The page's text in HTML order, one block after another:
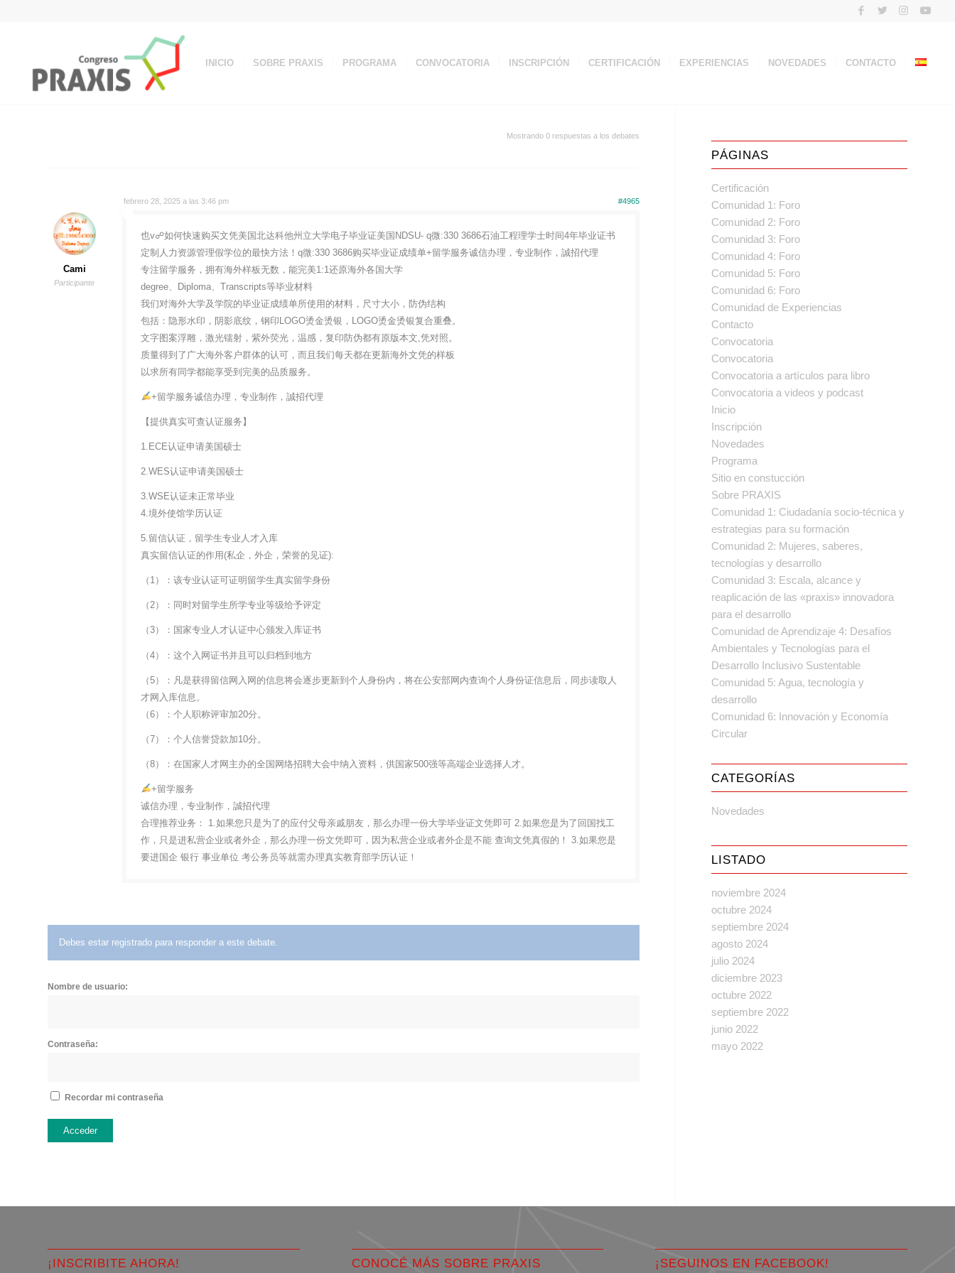
INICIO SOBRE PRAXIS PROGRAMA CONVOCATORIA INSCRIPCIÓN CERTIFICACIÓN EXPERIENCIAS NOVEDADES CONTACTO
Mostrando 0 respuestas a los debates
febrero 28, 2025 a las 3:46 pm #4965
Cami
Participante
也v☍如何快速购买文凭美国北达科他州立大学电子毕业证美国NDSU- q微:330 3686石油工程理学士时间4年毕业证书
定制人力资源管理假学位的最快方法！q微:330 3686购买毕业证成绩单+留学服务诚信办理，专业制作，誠招代理
专注留学服务，拥有海外样板无数，能完美1:1还原海外各国大学
degree、Diploma、Transcripts等毕业材料
我们对海外大学及学院的毕业证成绩单所使用的材料，尺寸大小，防伪结构
包括：隐形水印，阴影底纹，钢印LOGO烫金烫银，LOGO烫金烫银复合重叠。
文字图案浮雕，激光镭射，紫外荧光，温感，复印防伪都有原版本文,凭对照。
质量得到了广大海外客户群体的认可，而且我们每天都在更新海外文凭的样板
以求所有同学都能享受到完美的品质服务。
+留学服务诚信办理，专业制作，誠招代理
【提供真实可查认证服务】
1.ECE认证申请美国硕士
2.WES认证申请美国硕士
3.WSE认证未正常毕业
4.境外使馆学历认证
5.留信认证，留学生专业人才入库
真实留信认证的作用(私企，外企，荣誉的见证):
（1）：该专业认证可证明留学生真实留学身份
（2）：同时对留学生所学专业等级给予评定
（3）：国家专业人才认证中心颁发入库证书
（4）：这个入网证书并且可以归档到地方
（5）：凡是获得留信网入网的信息将会逐步更新到个人身份内，将在公安部网内查询个人身份证信息后，同步读取人
才网入库信息。
（6）：个人职称评审加20分。
（7）：个人信誉贷款加10分。
（8）：在国家人才网主办的全国网络招聘大会中纳入资料，供国家500强等高端企业选择人才。
+留学服务
诚信办理，专业制作，誠招代理
合理推荐业务： 1.如果您只是为了的应付父母亲戚朋友，那么办理一份大学毕业证文凭即可 2.如果您是为了回国找工
作，只是进私营企业或者外企，那么办理一份文凭即可，因为私营企业或者外企是不能 查询文凭真假的！ 3.如果您是
要进国企 银行 事业单位 考公务员等就需办理真实教育部学历认证！
Debes estar registrado para responder a este debate.
Nombre de usuario:
Contraseña:
Recordar mi contraseña
Acceder
PÁGINAS
Certificación
Comunidad 1: Foro
Comunidad 2: Foro
Comunidad 3: Foro
Comunidad 4: Foro
Comunidad 5: Foro
Comunidad 6: Foro
Comunidad de Experiencias
Contacto
Convocatoria
Convocatoria
Convocatoria a artículos para libro
Convocatoria a videos y podcast
Inicio
Inscripción
Novedades
Programa
Sitio en constucción
Sobre PRAXIS
Comunidad 1: Ciudadanía socio-técnica y
estrategias para su formación
Comunidad 2: Mujeres, saberes,
tecnologías y desarrollo
Comunidad 3: Escala, alcance y
reaplicación de las «praxis» innovadora
para el desarrollo
Comunidad de Aprendizaje 4: Desafíos
Ambientales y Tecnologías para el
Desarrollo Inclusivo Sustentable
Comunidad 5: Agua, tecnología y
desarrollo
Comunidad 6: Innovación y Economía
Circular
CATEGORÍAS
Novedades
LISTADO
noviembre 2024
octubre 2024
septiembre 2024
agosto 2024
julio 2024
diciembre 2023
octubre 2022
septiembre 2022
junio 2022
mayo 2022
¡INSCRIBITE AHORA! CONOCÉ MÁS SOBRE PRAXIS ¡SEGUINOS EN FACEBOOK!